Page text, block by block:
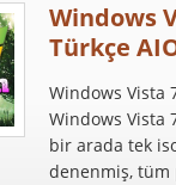
Windows
Türkçe
Windows Vista
Windows Vista
bir arada tek
denenmiş, tüm